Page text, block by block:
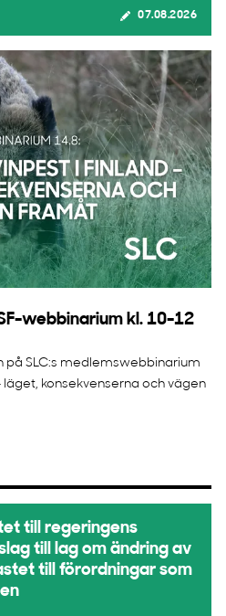
07.08.2026
webbinarium kl. 10-12
på SLC:s medlemswebbinarium
läget, konsekvenserna och vägen
till regeringens
till lag om ändring av
till förordningar som